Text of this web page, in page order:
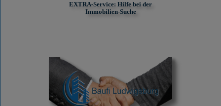
EXTRA-Service: Hilfe bei der
Immobilien-Suche